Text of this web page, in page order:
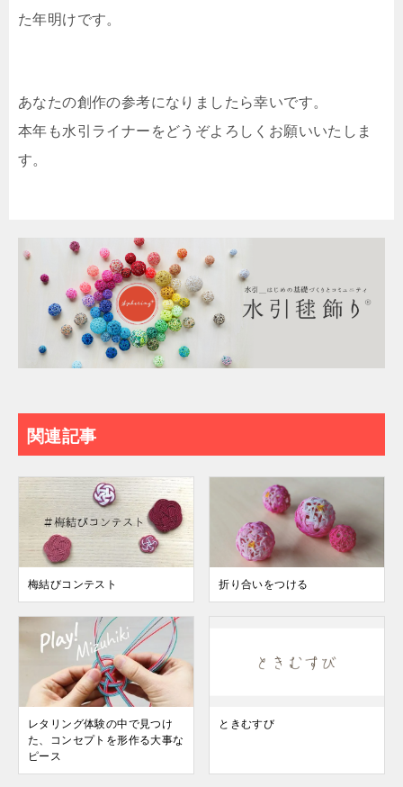
た年明けです。
あなたの創作の参考になりましたら幸いです。
本年も水引ライナーをどうぞよろしくお願いいたしま
す。
関連記事
梅結びコンテスト 折り合いをつける
レタリング体験の中で見つけ
た、コンセプトを形作る大事な
ピース
ときむすび